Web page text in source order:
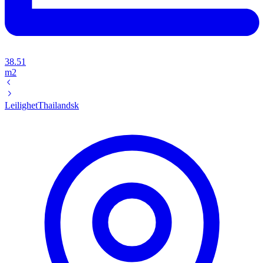
38.51
m2
LeilighetThailandsk